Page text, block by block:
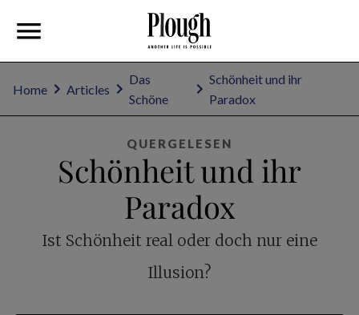
Home Articles
Das
Schöne
Schönheit und ihr
Paradox
QUERGELESEN
Schönheit und ihr
Paradox
Ist Schönheit real oder doch nur eine
Illusion?